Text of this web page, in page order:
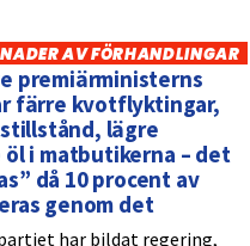
AV FÖRHANDLINGAR
premiärministerns
färre kvotflyktingar,
lägre
i matbutikerna – det
då 10 procent av
genom det
har bildat regering,